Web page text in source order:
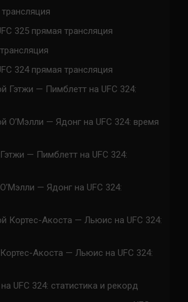
325 прямая трансляция
324 прямая трансляция
Гэтжи — Пимблетт на UFC 324:
О’Мэлли — Ядонг на UFC 324: время
— Пимблетт на UFC 324:
— Ядонг на UFC 324:
Кортес-Акоста — Льюис на UFC 324:
Акоста — Льюис на UFC 324:
UFC 324: статистика и рекорд